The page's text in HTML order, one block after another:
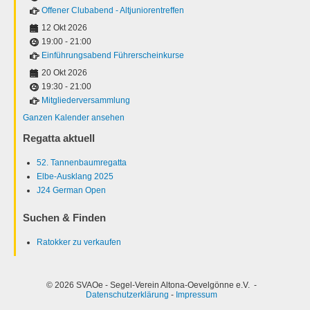
Offener Clubabend - Altjuniorentreffen
12 Okt 2026
19:00 - 21:00
Einführungsabend Führerscheinkurse
20 Okt 2026
19:30 - 21:00
Mitgliederversammlung
Ganzen Kalender ansehen
Regatta aktuell
52. Tannenbaumregatta
Elbe-Ausklang 2025
J24 German Open
Suchen & Finden
Ratokker zu verkaufen
© 2026 SVAOe - Segel-Verein Altona-Oevelgönne e.V. -
Datenschutzerklärung - Impressum